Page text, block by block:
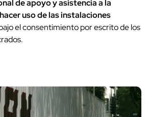
de apoyo y asistencia a la
uso de las instalaciones
el consentimiento por escrito de los